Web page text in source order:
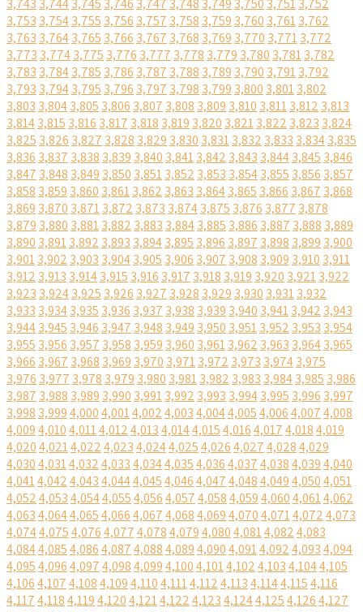
3,743 3,7443,745 3,746 3,747 3,748 3,749 3,750 3,7513,752
3,753 3,7543,755 3,756 3,757 3,758 3,759 3,760 3,7613,762
3,763 3,7643,765 3,766 3,767 3,768 3,769 3,770 3,7713,772
3,773 3,7743,775 3,776 3,777 3,778 3,779 3,780 3,7813,782
3,783 3,7843,785 3,786 3,787 3,788 3,789 3,790 3,7913,792
3,793 3,7943,795 3,796 3,797 3,798 3,799 3,800 3,8013,802
3,803 3,8043,805 3,806 3,807 3,808 3,809 3,810 3,8113,812 3,813
3,8143,815 3,816 3,817 3,818 3,819 3,820 3,8213,822 3,823 3,824
3,825 3,826 3,827 3,828 3,829 3,830 3,8313,832 3,833 3,8343,835
3,836 3,837 3,838 3,839 3,840 3,8413,842 3,843 3,8443,845 3,846
3,847 3,848 3,849 3,850 3,8513,852 3,853 3,8543,855 3,856 3,857
3,858 3,859 3,860 3,8613,862 3,863 3,8643,865 3,866 3,867 3,868
3,869 3,870 3,8713,872 3,873 3,8743,875 3,876 3,877 3,878
3,879 3,880 3,8813,882 3,883 3,8843,885 3,886 3,887 3,888 3,889
3,890 3,8913,892 3,893 3,8943,895 3,896 3,897 3,898 3,899 3,900
3,9013,902 3,903 3,9043,905 3,906 3,907 3,908 3,909 3,910 3,911
3,912 3,913 3,9143,915 3,916 3,917 3,918 3,919 3,920 3,9213,922
3,923 3,9243,925 3,926 3,927 3,928 3,929 3,930 3,9313,932
3,933 3,9343,935 3,936 3,937 3,938 3,939 3,940 3,9413,942 3,943
3,9443,945 3,946 3,947 3,948 3,949 3,950 3,9513,952 3,953 3,954
3,955 3,956 3,957 3,958 3,959 3,960 3,9613,962 3,963 3,9643,965
3,966 3,967 3,968 3,969 3,970 3,9713,972 3,973 3,9743,975
3,976 3,977 3,978 3,979 3,980 3,9813,982 3,983 3,9843,985 3,986
3,987 3,988 3,989 3,990 3,9913,992 3,993 3,9943,995 3,996 3,997
3,998 3,9994,0004,0014,0024,0034,0044,0054,0064,0074,008
4,0094,0104,0114,0124,0134,0144,0154,0164,0174,0184,019
4,0204,0214,0224,0234,0244,0254,0264,0274,0284,029
4,0304,0314,0324,0334,0344,0354,0364,0374,0384,0394,040
4,0414,0424,0434,0444,0454,0464,0474,0484,0494,0504,051
4,0524,0534,0544,0554,0564,0574,0584,0594,0604,0614,062
4,0634,0644,0654,0664,0674,0684,0694,0704,0714,0724,073
4,0744,0754,0764,0774,0784,0794,0804,0814,0824,083
4,0844,0854,0864,0874,0884,0894,0904,0914,0924,0934,094
4,0954,0964,0974,0984,0994,1004,1014,1024,1034,1044,105
4,1064,1074,1084,1094,1104,1114,1124,1134,1144,1154,116
4,1174,1184,1194,1204,1214,1224,1234,1244,1254,1264,127